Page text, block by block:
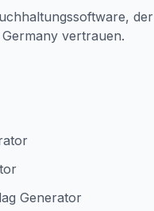
der
vertrauen.
Generator